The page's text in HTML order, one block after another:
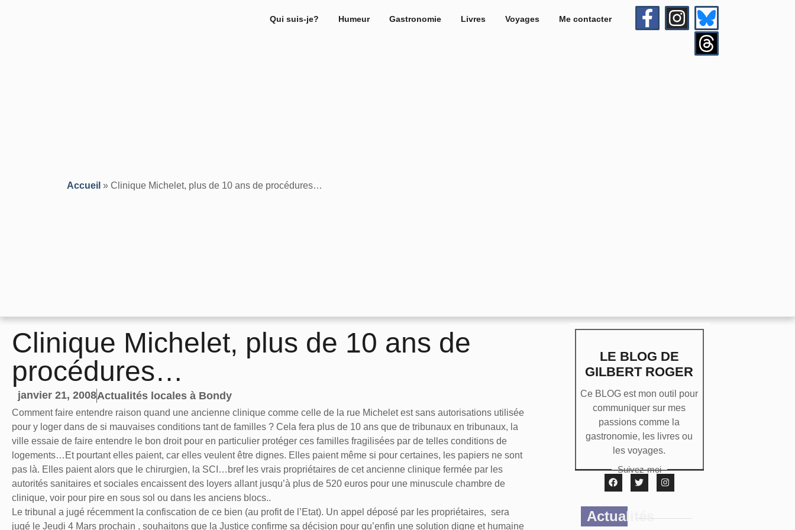
Qui suis-je? Humeur Gastronomie Livres Voyages Me contacter
Accueil » Clinique Michelet, plus de 10 ans de procédures…
Clinique Michelet, plus de 10 ans de
procédures…
janvier 21, 2008Actualités locales à Bondy
Comment faire entendre raison quand une ancienne clinique comme celle de la rue Michelet est sans autorisations utilisée
pour y loger dans de si mauvaises conditions tant de familles ? Cela fera plus de 10 ans que de tribunaux en tribunaux, la
ville essaie de faire entendre le bon droit pour en particulier protéger ces familles fragilisées par de telles conditions de
logements…Et pourtant elles paient, car elles veulent être dignes. Elles paient même si pour certaines, les papiers ne sont
pas là. Elles paient alors que le chirurgien, la SCI…bref les vrais propriétaires de cet ancienne clinique fermée par les
autorités sanitaires et sociales encaissent des loyers allant jusqu’à plus de 520 euros pour une minuscule chambre de
clinique, voir pour pire en sous sol ou dans les anciens blocs..
Le tribunal a jugé récemment la confiscation de ce bien (au profit de l’Etat). Un appel déposé par les propriétaires, sera
jugé le Jeudi 4 Mars prochain , souhaitons que la Justice confirme sa décision pour qu’enfin une solution digne et humaine
LE BLOG DE
GILBERT ROGER
Ce BLOG est mon outil pour
communiquer sur mes
passions comme la
gastronomie, les livres ou
les voyages.
Suivez-moi
Actualités